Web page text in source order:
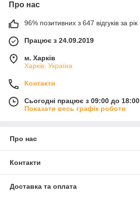
Про нас
96% позитивних з 647 відгуків за рік
Працює з 24.09.2019
м. Харків
Харків, Україна
Контакти
Сьогодні працює з 09:00 до 18:00
Показати весь графік роботи
Про нас
Контакти
Доставка та оплата